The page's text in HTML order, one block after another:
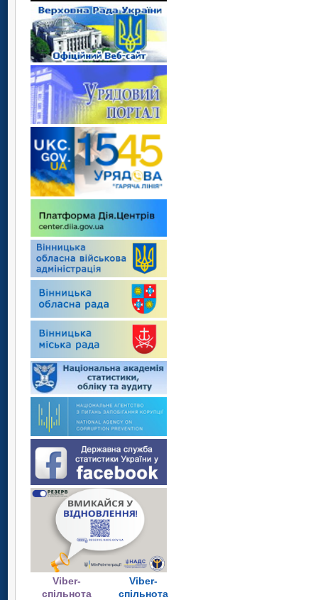
Viber-
спільнота
Viber-
спільнота